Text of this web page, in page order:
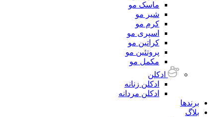
ماسک مو
شیر مو
کرم مو
اسپری مو
کراتین مو
پروتئین مو
مکمل مو
ادکلن
ادکلن زنانه
ادکلن مردانه
برندها
بلاگ